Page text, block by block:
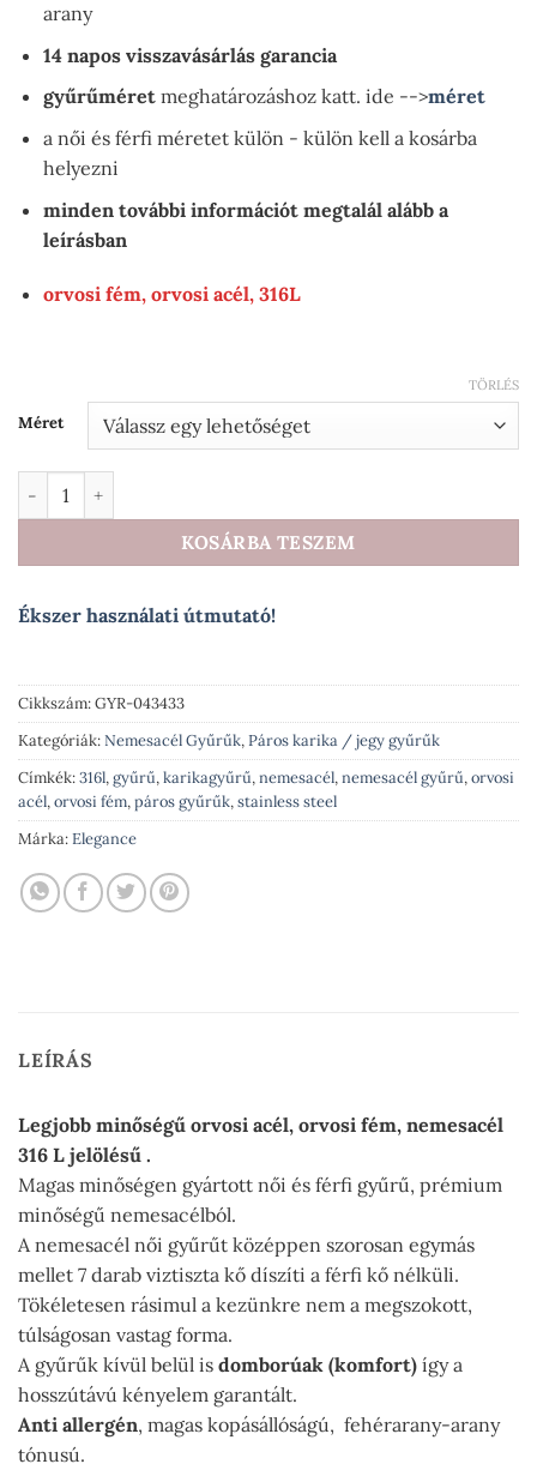
arany
14 napos visszavásárlás garancia
gyűrűméretmeghatározáshoz katt. ide -->méret
a női és férfi méretet külön - külön kell a kosárba
helyezni
minden további információt megtalál alább a
leírásban
orvosi fém, orvosi acél, 316L
Méret
TÖRLÉS
Robina prémium nemesacél gyűrű fehérarany fazonban akár
KOSÁRBA TESZEM
Ékszer használati útmutató!
Cikkszám:GYR-043433
Kategóriák:Nemesacél Gyűrűk,Páros karika / jegy gyűrűk
Címkék:316l,gyűrű,karikagyűrű,nemesacél,nemesacél gyűrű,orvosi
acél,orvosi fém,páros gyűrűk,stainless steel
Márka:Elegance
LEÍRÁS
Legjobb minőségű orvosi acél, orvosi fém, nemesacél
316 L jelölésű .
Magas minőségen gyártott női és férfi gyűrű, prémium
minőségű nemesacélból.
A nemesacél női gyűrűt középpen szorosan egymás
mellet 7 darab viztiszta kő díszíti a férfi kő nélküli.
Tökéletesen rásimul a kezünkre nem a megszokott,
túlságosan vastag forma.
A gyűrűk kívül belül is domborúak (komfort) így a
hosszútávú kényelem garantált.
Anti allergén, magas kopásállóságú, fehérarany-arany
tónusú.